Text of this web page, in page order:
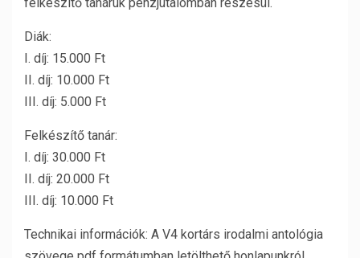
Diák:
I. díj: 15.000 Ft
II. díj: 10.000 Ft
III. díj: 5.000 Ft
Felkészítő tanár:
I. díj: 30.000 Ft
II. díj: 20.000 Ft
III. díj: 10.000 Ft
Technikai információk: A V4 kortárs irodalmi antológia